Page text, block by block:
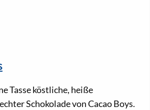
Tasse köstliche, heiße
Schokolade von Cacao Boys.